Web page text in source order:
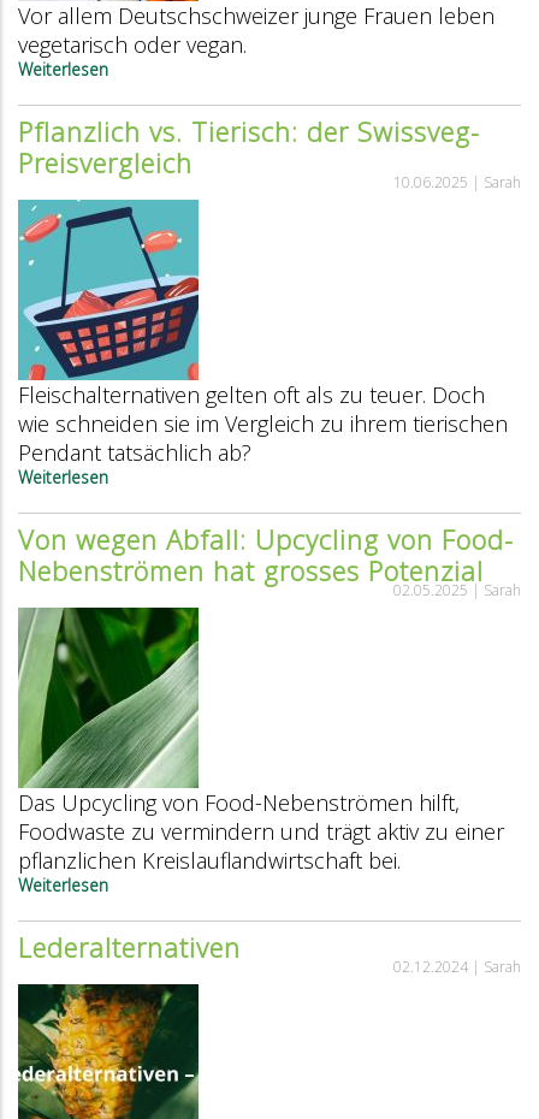
Vor allem Deutschschweizer junge Frauen leben
vegetarisch oder vegan.
Weiterlesen
Analyse
2025:
Wie
steht
es
um
Anzahl
Veganer
und
Vegetarier?
Pflanzlich vs. Tierisch: der Swissveg-
Preisvergleich
10.06.2025 | Sarah
Fleischalternativen gelten oft als zu teuer. Doch
wie schneiden sie im Vergleich zu ihrem tierischen
Pendant tatsächlich ab?
Weiterlesen
vs.
Tierisch:
der
Swissveg-
Preisvergleich
Von wegen Abfall: Upcycling von Food-
Nebenströmen hat grosses Potenzial
02.05.2025 | Sarah
Das Upcycling von Food-Nebenströmen hilft,
Foodwaste zu vermindern und trägt aktiv zu einer
pflanzlichen Kreislauflandwirtschaft bei.
Weiterlesen
wegen
Abfall:
von
Food-
Nebenströmen
hat
grosses
Potenzial
Lederalternativen
02.12.2024 | Sarah